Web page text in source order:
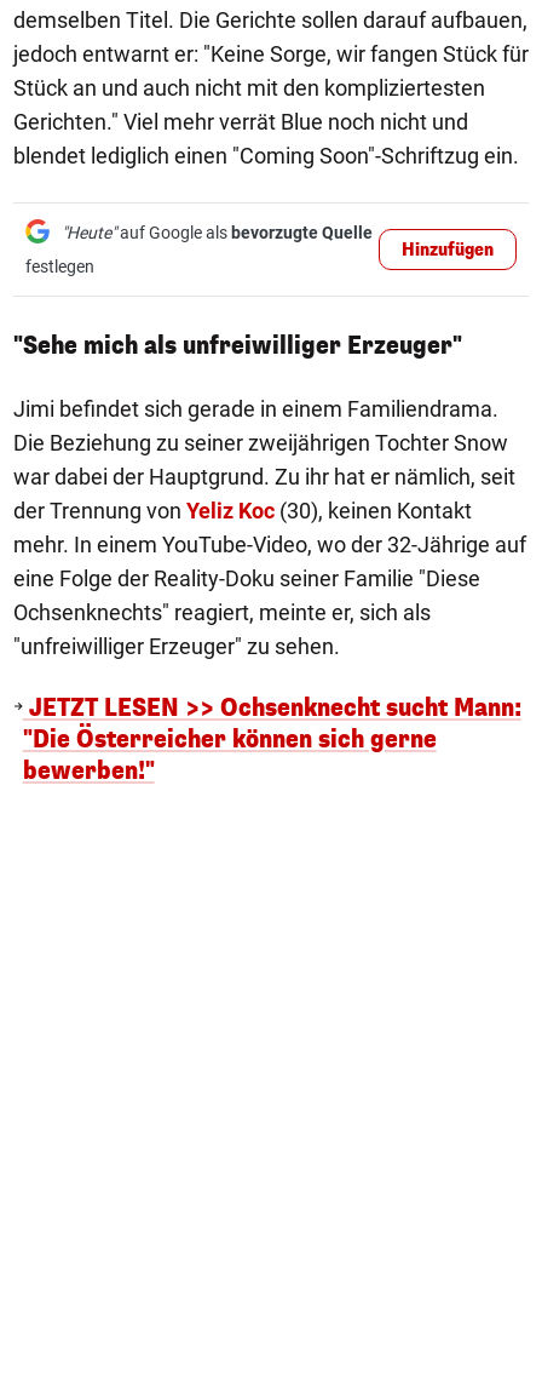
demselben Titel. Die Gerichte sollen darauf aufbauen,
jedoch entwarnt er: "Keine Sorge, wir fangen Stück für
Stück an und auch nicht mit den kompliziertesten
Gerichten." Viel mehr verrät Blue noch nicht und
blendet lediglich einen "Coming Soon"-Schriftzug ein.
"Heute"auf Google als bevorzugte Quelle
festlegen
Hinzufügen
"Sehe mich als unfreiwilliger Erzeuger"
Jimi befindet sich gerade in einem Familiendrama.
Die Beziehung zu seiner zweijährigen Tochter Snow
war dabei der Hauptgrund. Zu ihr hat er nämlich, seit
der Trennung von Yeliz Koc (30), keinen Kontakt
mehr. In einem YouTube-Video, wo der 32-Jährige auf
eine Folge der Reality-Doku seiner Familie "Diese
Ochsenknechts" reagiert, meinte er, sich als
"unfreiwilliger Erzeuger" zu sehen.
JETZT LESEN >> Ochsenknecht sucht Mann:
"Die Österreicher können sich gerne
bewerben!"